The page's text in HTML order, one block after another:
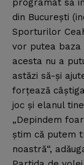
programat să
din Bucureşti
Sporturilor
vor putea baza
acesta nu a
astăzi să-şi
forţează
joc şi elanul
„Depindem
ştim că putem
noastră“,